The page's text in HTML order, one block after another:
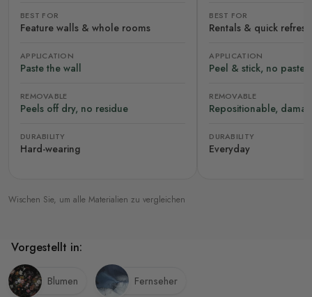
BEST FOR
Feature walls & whole rooms
APPLICATION
Paste the wall
REMOVABLE
Peels off dry, no residue
DURABILITY
Hard-wearing
BEST FOR
Rentals & quick
APPLICATION
Peel & stick, no paste
REMOVABLE
Repositionable,
DURABILITY
Everyday
Wischen Sie, um alle Materialien zu vergleichen
Vorgestellt in:
Blumen Fernseher